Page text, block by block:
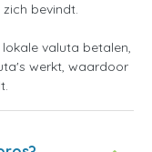
bevindt.
valuta betalen,
werkt, waardoor